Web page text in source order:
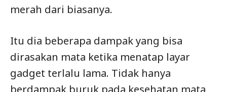
merah dari biasanya.
Itu dia beberapa dampak yang bisa
dirasakan mata ketika menatap layar
gadget terlalu lama. Tidak hanya
berdampak buruk pada kesehatan mata,